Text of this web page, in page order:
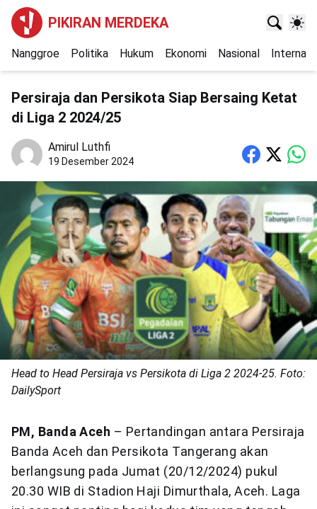
PIKIRAN MERDEKA
Nanggroe Politika Hukum Ekonomi Nasional
Persiraja dan Persikota Siap Bersaing Ketat
di Liga 2 2024/25
Amirul Luthfi
19 Desember 2024
Head to Head Persiraja vs Persikota di Liga 2 2024-25. Foto:
DailySport
PM, Banda Aceh – Pertandingan antara Persiraja
Banda Aceh dan Persikota Tangerang akan
berlangsung pada Jumat (20/12/2024) pukul
20.30 WIB di Stadion Haji Dimurthala, Aceh. Laga